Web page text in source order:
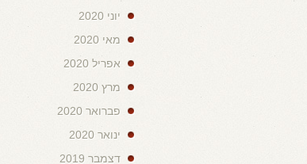
יוני 2020
מאי 2020
אפריל 2020
מרץ 2020
פברואר 2020
ינואר 2020
דצמבר 2019